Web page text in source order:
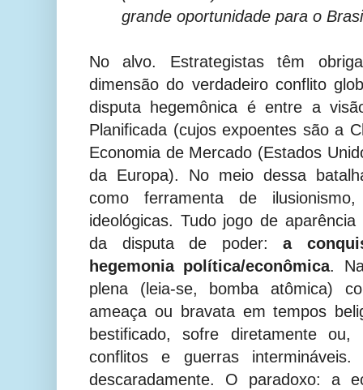
grande oportunidade para o
No alvo. Estrategistas têm
dimensão do verdadeiro conflito
disputa hegemônica é entre a
Planificada (cujos expoentes são a
Economia de Mercado (Estados
da Europa). No meio dessa
como ferramenta de
ideológicas. Tudo jogo de
da disputa de poder:a
hegemonia política/econômica.
plena (leia-se, bomba atômica)
ameaça ou bravata em tempos
bestificado, sofre diretamente
conflitos e guerras
descaradamente. O paradoxo: a